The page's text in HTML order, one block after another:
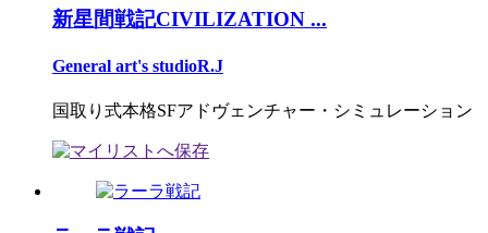
新星間戦記CIVILIZATION ...
General art's studioR.J
国取り式本格SFアドヴェンチャー・シミュレーション